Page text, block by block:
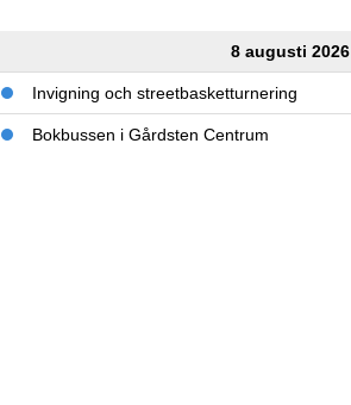
8 augusti 2026
Invigning och streetbasketturnering
Bokbussen i Gårdsten Centrum